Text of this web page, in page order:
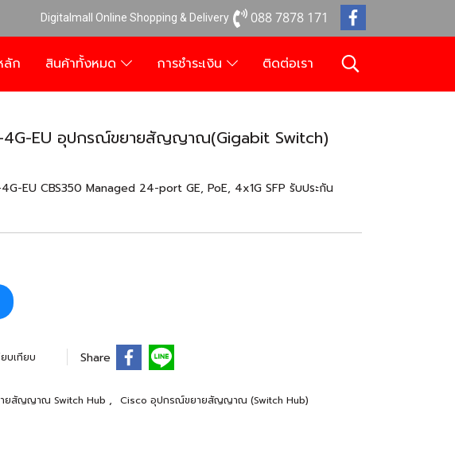
Digitalmall Online Shopping & Delivery 088 7878 171
ลัก สินค้าทั้งหมด การชำระเงิน ติดต่อเรา
4G-EU อุปกรณ์ขยายสัญญาณ(Gigabit Switch)
EU CBS350 Managed 24-port GE, PoE, 4x1G SFP รับประกัน
บเทียบ Share
ยสัญญาณ Switch Hub , Cisco อุปกรณ์ขยายสัญญาณ (Switch Hub)